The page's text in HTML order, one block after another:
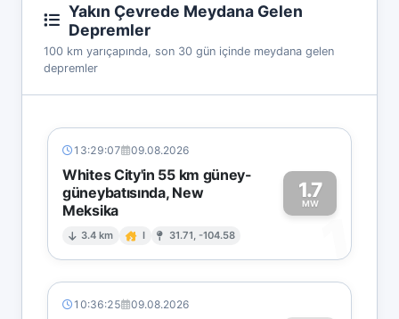
Yakın Çevrede Meydana Gelen
Depremler
100 km yarıçapında, son 30 gün içinde meydana gelen
depremler
13:29:07 09.08.2026
Whites City'in 55 km güney-
güneybatısında, New
Meksika
3.4 km I 31.71, -104.58
1.7
MW
1
10:36:25 09.08.2026